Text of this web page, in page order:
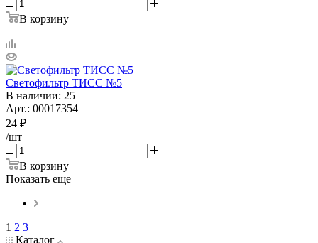
В корзину
Светофильтр ТИСС №5
В наличии: 25
Арт.: 00017354
24 ₽
/шт
В корзину
Показать еще
1 2 3
Каталог